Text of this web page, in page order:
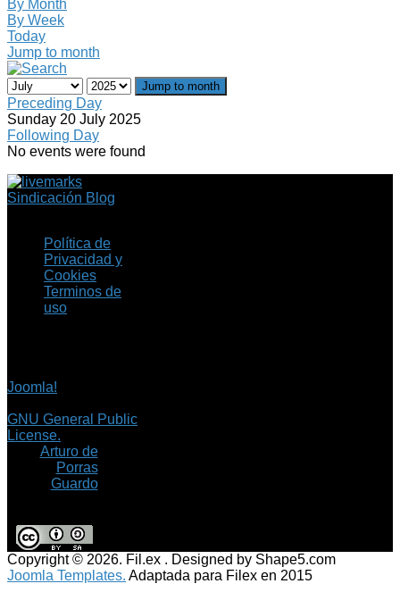
By Month
By Week
Today
Jump to month
Jump to month
Preceding Day
Sunday 20 July 2025
Following Day
No events were found
Sindicación Blog
Política de
Privacidad y
Cookies
Terminos de
uso
Joomla!
GNU General Public
License.
Arturo de
Porras
Guardo
Copyright © 2026. Fil.ex . Designed by Shape5.com
Joomla Templates. Adaptada para Filex en 2015